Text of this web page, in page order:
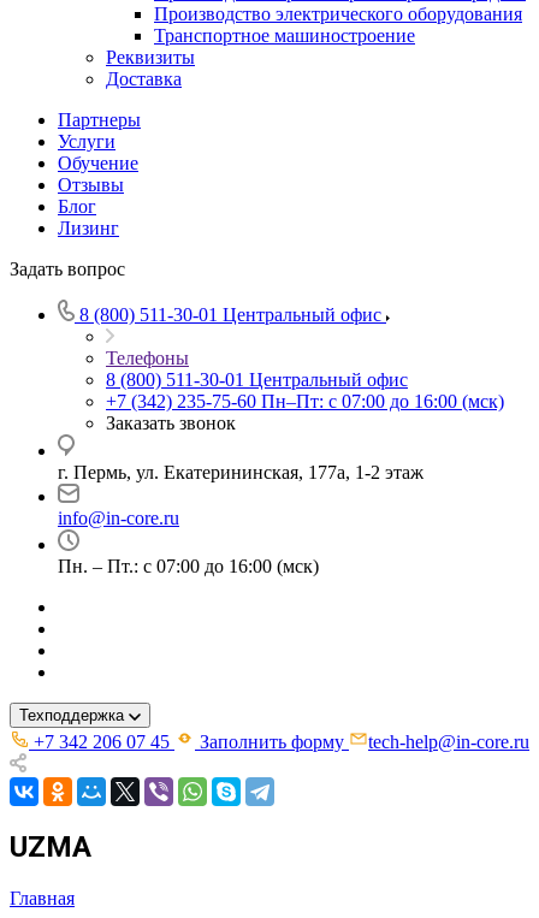
Производство электрического оборудования
Транспортное машиностроение
Реквизиты
Доставка
Партнеры
Услуги
Обучение
Отзывы
Блог
Лизинг
Задать вопрос
8 (800) 511-30-01 Центральный офис
Телефоны
8 (800) 511-30-01 Центральный офис
+7 (342) 235-75-60 Пн–Пт: с 07:00 до 16:00 (мск)
Заказать звонок
г. Пермь, ул. ​Екатерининская, 177а, ​1-2 этаж
info@in-core.ru
Пн. – Пт.: с 07:00 до 16:00 (мск)
Техподдержка
+7 342 206 07 45 Заполнить форму tech-help@in-core.ru
UZMA
Главная